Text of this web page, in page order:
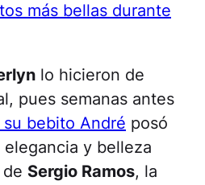
más bellas durante
lo hicieron de
pues semanas antes
bebito André posó
y belleza
Sergio Ramos, la